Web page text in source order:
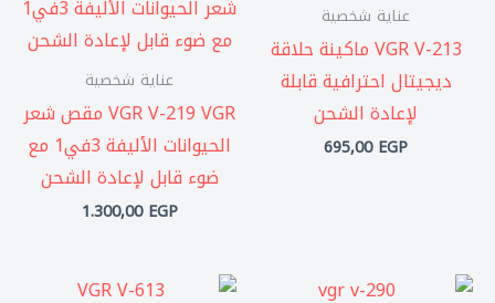
عناية شخصية
VGR V-213 ماكينة حلاقة
ديجيتال احترافية قابلة
لإعادة الشحن
695,00EGP
عناية شخصية
VGR V-219 VGR مقص شعر
الحيوانات الأليفة 3في1 مع
ضوء قابل لإعادة الشحن
1.300,00EGP